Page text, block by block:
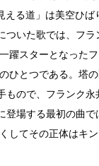
る道」は美空ひ
ついた歌では、フ
躍スターとなった
ひとつである。塔
ので、フランク
登場する最初の曲
してその正体はキ